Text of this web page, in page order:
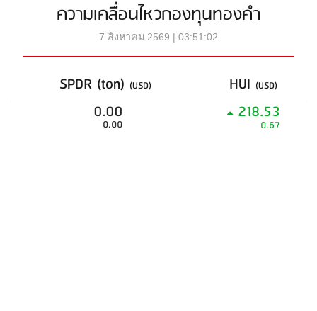
ความเคลื่อนไหวกองทุนทองคำ
7 สิงหาคม 2569 | 03:51:02
SPDR (ton) (USD) HUI (USD)
0.00
0.00
218.53
0.67